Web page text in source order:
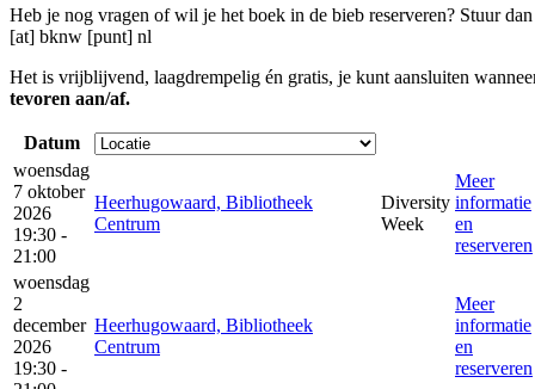
Heb je nog vragen of wil je het boek in de bieb reserveren? Stuur
[at] bknw [punt] nl
Het is vrijblijvend, laagdrempelig én gratis, je kunt aansluiten
tevoren aan/af.
Datum
woensdag
7 oktober
2026
19:30 -
21:00
Heerhugowaard, Bibliotheek
Centrum
Diversity
Week
Meer
informatie
en
reserveren
woensdag
2
december
2026
19:30 -
Heerhugowaard, Bibliotheek
Centrum
Meer
informatie
en
reserveren